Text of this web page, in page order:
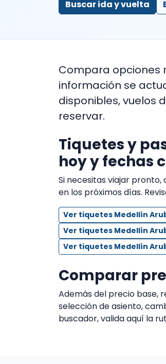
Buscar ida y vuelta
Compara opciones
información se
disponibles, vuelos
reservar.
Tiquetes y
hoy y fechas
Si necesitas viajar
en los próximos días.
Ver tiquetes Medellín
Ver tiquetes Medellín
Ver tiquetes Medellín
Comparar
Además del precio base,
selección de asiento,
buscador, valida aquí la